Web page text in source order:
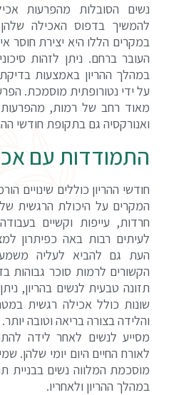
נשים הסובלות מהפרעות
להמשיך בדפוס האכילה
במקרים הללו היא יצירת חוסר
העובר ברחם. ניתן לזהות
במהלך ההריון באמצעות
על ידי נטורופתית מוסמכת.
מאוד רחב של רמות, מהפרעות
ואנורקסיה גם בתקופת חודשי
התמודדות עם
חודשי ההריון כוללים שינויים
המקרים על היכולת הרגשית
חרדות, עייפות וקשיים
לעיתים רבות באה כפיתרון
העת גם להביא לעליה
הקשורים לרמות סוכר גבוהות
תזונה טבעית לנשים בהריון,
שונות כולל אכילה רגשית
והלידה בצורה בריאה וטובה
מסייע לנשים לאחר לידה
לאורח החיים היום יומי שלהן.
מוסכמת המלווה נשים בבניית
במהלך ההריון ולאחריו.